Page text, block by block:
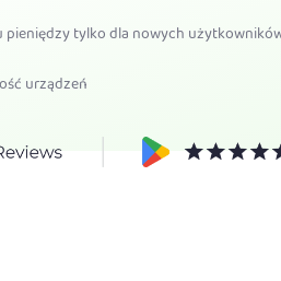
tylko dla nowych
urządzeń